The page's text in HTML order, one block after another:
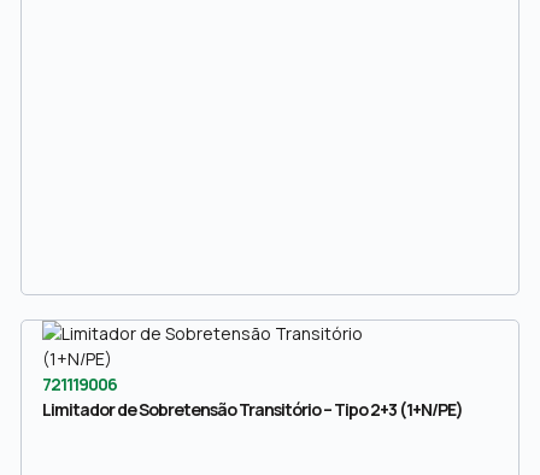
721119006
Limitador de Sobretensão Transitório – Tipo 2+3 (1+N/PE)